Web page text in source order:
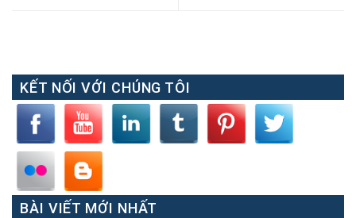
KẾT NỐI VỚI CHÚNG TÔI
BÀI VIẾT MỚI NHẤT